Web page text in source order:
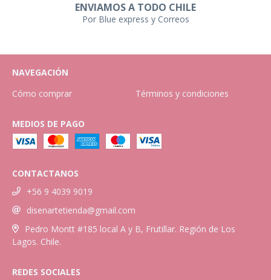
ENVIAMOS A TODO CHILE
Por Blue express y Correos
NAVEGACIÓN
Cómo comprar
Términos y condiciones
MEDIOS DE PAGO
CONTACTANOS
+56 9 4039 9019
disenartetienda@gmail.com
Pedro Montt #185 local A y B, Frutillar. Región de Los
Lagos. Chile.
REDES SOCIALES